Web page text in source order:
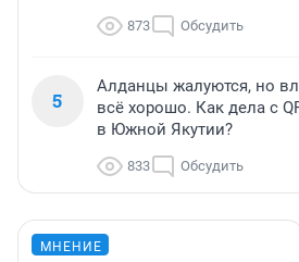
873 Обсудить
5
Алданцы жалуются, но
всё хорошо. Как дела с
в Южной Якутии?
833 Обсудить
МНЕНИЕ